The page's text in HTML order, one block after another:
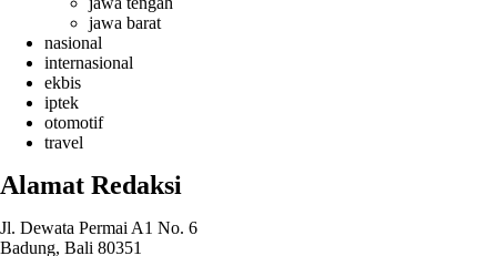
jawa barat
nasional
internasional
ekbis
iptek
otomotif
travel
Alamat Redaksi
Jl. Dewata Permai A1 No. 6
Badung, Bali 80351